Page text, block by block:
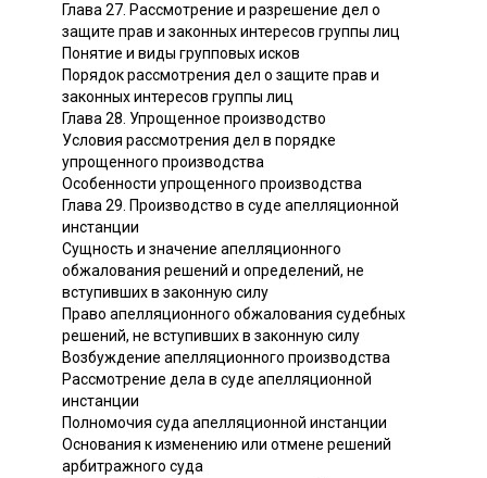
Глава 27. Рассмотрение и разрешение дел о
защите прав и законных интересов группы лиц
Понятие и виды групповых исков
Порядок рассмотрения дел о защите прав и
законных интересов группы лиц
Глава 28. Упрощенное производство
Условия рассмотрения дел в порядке
упрощенного производства
Особенности упрощенного производства
Глава 29. Производство в суде апелляционной
инстанции
Сущность и значение апелляционного
обжалования решений и определений, не
вступивших в законную силу
Право апелляционного обжалования судебных
решений, не вступивших в законную силу
Возбуждение апелляционного производства
Рассмотрение дела в суде апелляционной
инстанции
Полномочия суда апелляционной инстанции
Основания к изменению или отмене решений
арбитражного суда